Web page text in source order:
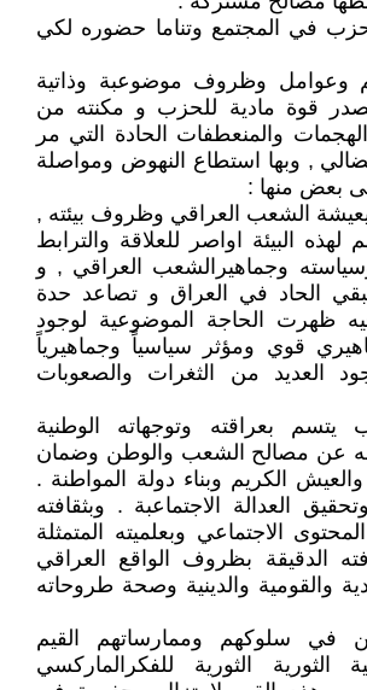
في المجتمع وتناما حضوره لكي
وعوامل وظروف موضوعبة وذاتية
قوة مادية للحزب و مكنته من
والمنعطفات الحادة التي مر
, وبها استطاع النهوض ومواصلة
بعض منها :
الشعب العراقي وظروف بيئته ,
البيئة اواصر للعلاقة والترابط
وجماهيرالشعب العراقي , و
الحاد في العراق و تصاعد حدة
ظهرت الحاجة الموضوعية لوجود
قوي ومؤثر سياسياً وجماهيرياً
العديد من الثغرات والصعوبات
بعراقته وتوجهاته الوطنية
عن مصالح الشعب والوطن وضمان
الكريم وبناء دولة المواطنة .
العدالة الاجتماعبة . وبثقافته
الاجتماعي وبعلميته المتمثلة
الدقيقة بظروف الواقع العراقي
والقومية والدينية وصحة طروحاته
في سلوكهم وممارساتهم القيم
الثورية الثورية للفكرالماركسي